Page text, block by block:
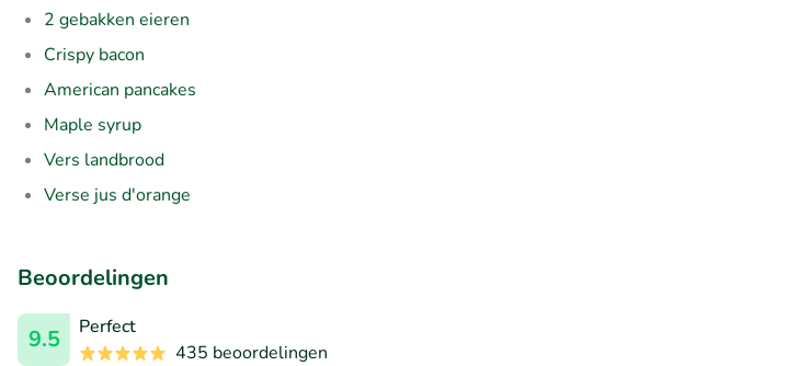
2 gebakken eieren
Crispy bacon
American pancakes
Maple syrup
Vers landbrood
Verse jus d'orange
Beoordelingen
9.5
Perfect
435 beoordelingen